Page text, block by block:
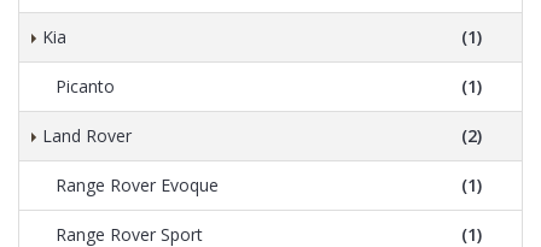
Kia (1)
Picanto (1)
Land Rover (2)
Range Rover Evoque (1)
Range Rover Sport (1)